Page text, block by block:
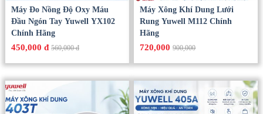
Máy Đo Nồng Độ Oxy Máu
Đầu Ngón Tay Yuwell YX102
Chính Hãng
450,000 đ 560,000 đ
Máy Xông Khí Dung Lưới
Rung Yuwell M112 Chính
Hãng
720,000900,000